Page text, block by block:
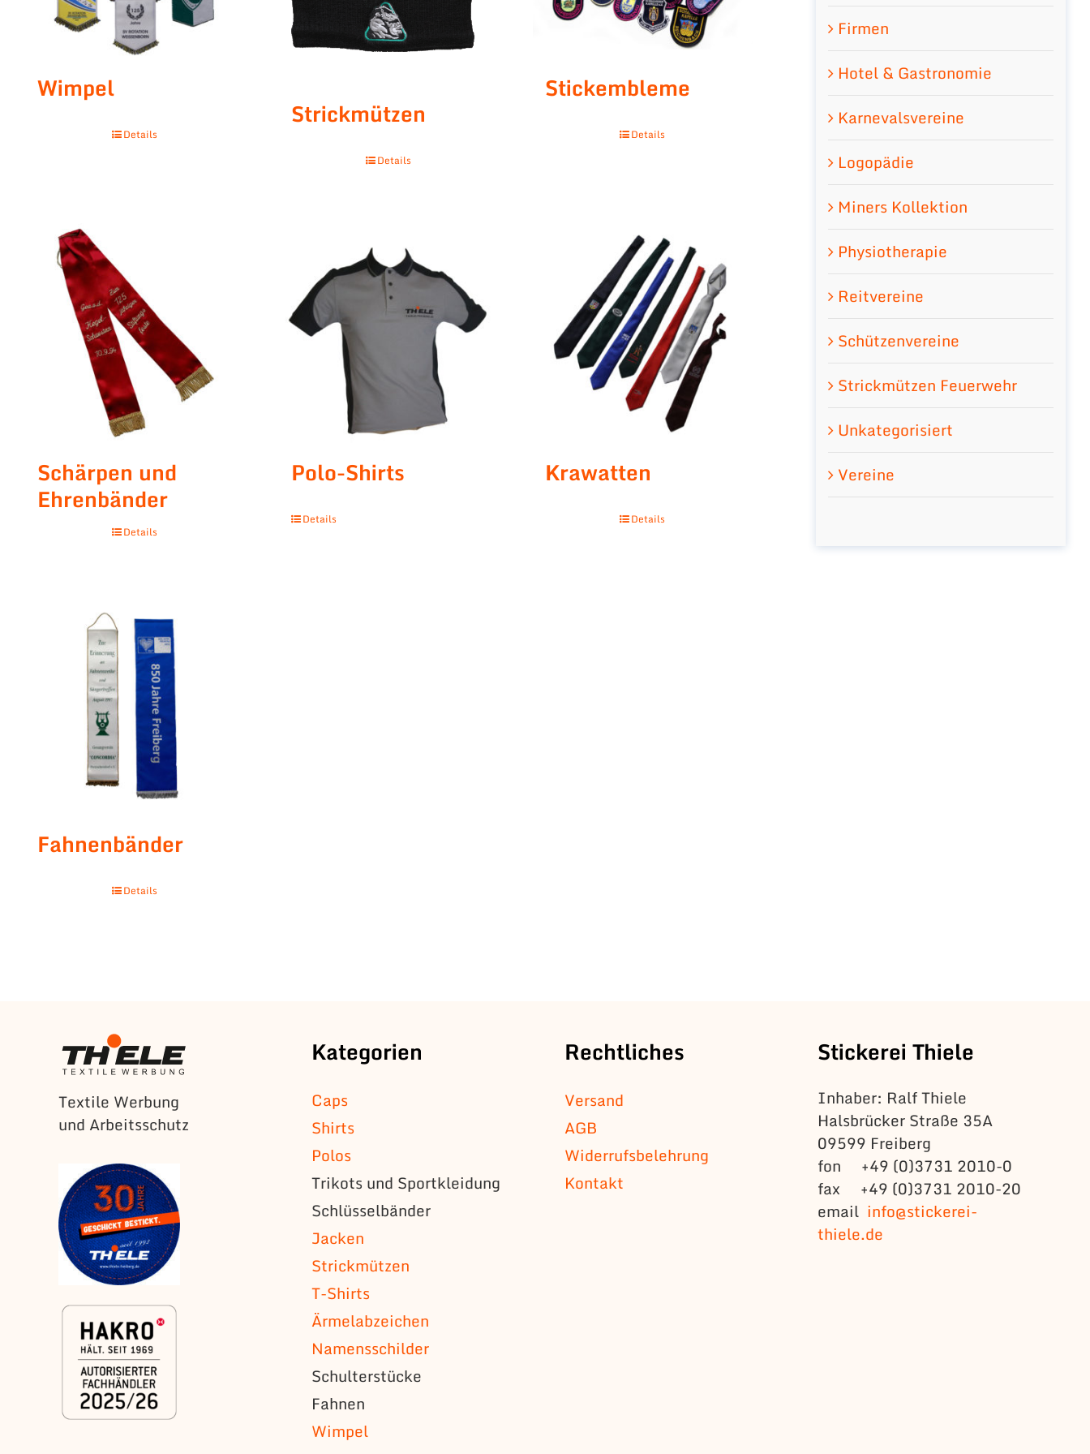
Wimpel
Details
Strickmützen
Details
Stickembleme
Details
Schärpen und
Ehrenbänder
Details
Polo-Shirts
Details
Krawatten
Details
Fahnenbänder
Details
Firmen
Hotel & Gastronomie
Karnevalsvereine
Logopädie
Miners Kollektion
Physiotherapie
Reitvereine
Schützenvereine
Strickmützen Feuerwehr
Unkategorisiert
Vereine
Textile Werbung
und Arbeitsschutz
Kategorien
Caps
Shirts
Polos
Trikots und Sportkleidung
Schlüsselbänder
Jacken
Strickmützen
T-Shirts
Ärmelabzeichen
Namensschilder
Schulterstücke
Fahnen
Wimpel
Rechtliches
Versand
AGB
Widerrufsbelehrung
Kontakt
Stickerei Thiele
Inhaber: Ralf Thiele
Halsbrücker Straße 35A
09599 Freiberg
fon +49 (0)3731 2010-0
fax +49 (0)3731 2010-20
email info@stickerei-
thiele.de